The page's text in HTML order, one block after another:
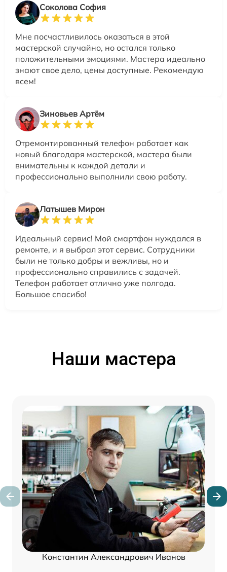
Соколова София
Мне посчастливилось оказаться в этой
мастерской случайно, но остался только
положительными эмоциями. Мастера идеально
знают свое дело, цены доступные. Рекомендую
всем!
Зиновьев Артём
Отремонтированный телефон работает как
новый благодаря мастерской, мастера были
внимательны к каждой детали и
профессионально выполнили свою работу.
Латышев Мирон
Идеальный сервис! Мой смартфон нуждался в
ремонте, и я выбрал этот сервис. Сотрудники
были не только добры и вежливы, но и
профессионально справились с задачей.
Телефон работает отлично уже полгода.
Большое спасибо!
Наши мастера
Константин Александрович Иванов